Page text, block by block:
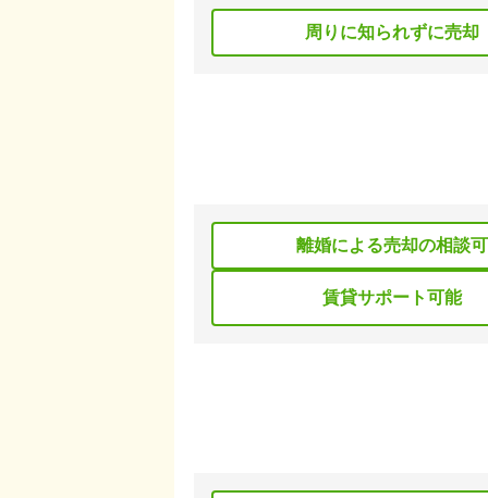
周りに知られずに売却
離婚による売却の相談可
賃貸サポート可能